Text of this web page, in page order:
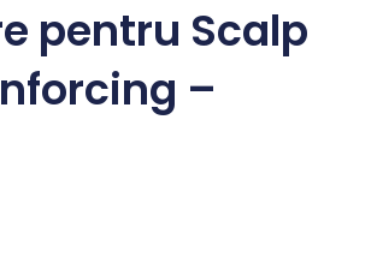
pentru Scalp
–